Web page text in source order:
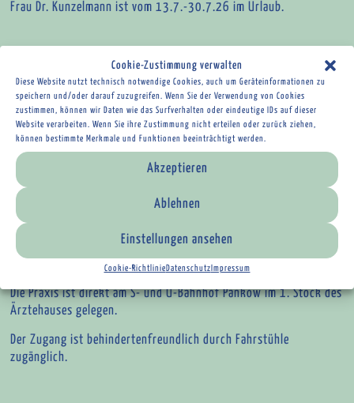
Cookie-Zustimmung verwalten
Diese Website nutzt technisch notwendige Cookies, auch um Geräteinformationen zu
speichern und/oder darauf zuzugreifen. Wenn Sie der Verwendung von Cookies
zustimmen, können wir Daten wie das Surfverhalten oder eindeutige IDs auf dieser
Website verarbeiten. Wenn Sie ihre Zustimmung nicht erteilen oder zurück ziehen,
können bestimmte Merkmale und Funktionen beeinträchtigt werden.
Akzeptieren
Ablehnen
Einstellungen ansehen
Cookie-RichtlinieDatenschutz Impressum
Frau Dr. Kunzelmann ist vom 13.7.-30.7.26 im Urlaub.
Wir sind für Sie da.
Öffnungszeiten der Gemeinschaftspraxis:
Mo – Do 08:00 – 19:00 Uhr
Fr nach Vereinbarung
Telefon: +49 30 47 47 01 00
E-Mail: kontakt@frauenaerzte-pankow.de
Termine online buchen via Doctolib
Die Praxis ist direkt am S- und U-Bahnhof Pankow im 1. Stock des
Ärztehauses gelegen.
Der Zugang ist behindertenfreundlich durch Fahrstühle
zugänglich.